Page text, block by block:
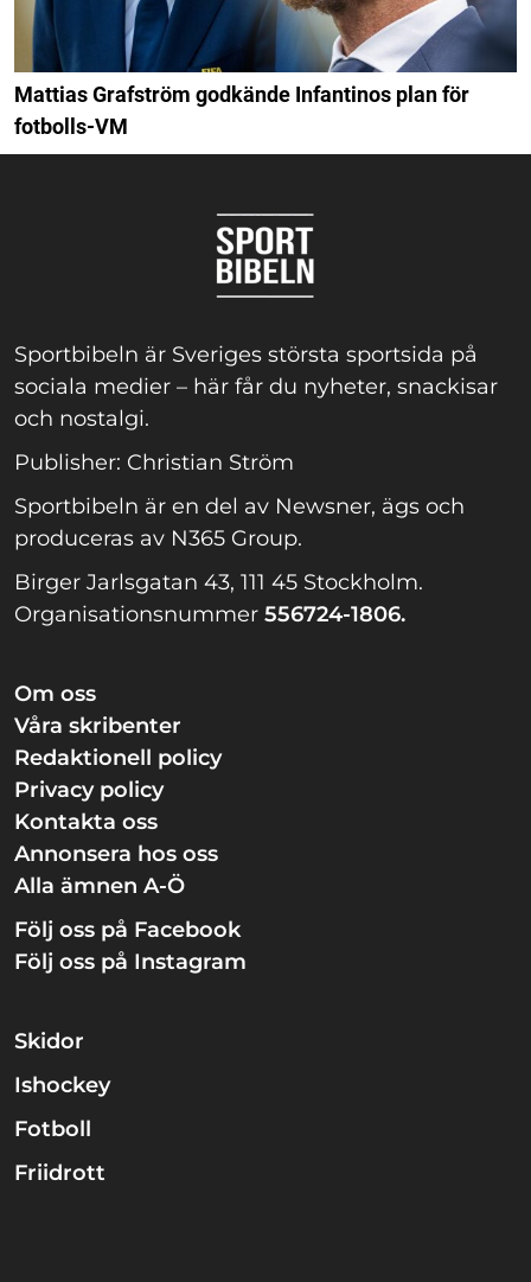
Mattias Grafström godkände Infantinos plan för
fotbolls-VM
Sportbibeln är Sveriges största sportsida på
sociala medier – här får du nyheter, snackisar
och nostalgi.
Publisher: Christian Ström
Sportbibeln är en del av Newsner, ägs och
produceras av N365 Group.
Birger Jarlsgatan 43, 111 45 Stockholm.
Organisationsnummer 556724-1806.
Om oss
Våra skribenter
Redaktionell policy
Privacy policy
Kontakta oss
Annonsera hos oss
Alla ämnen A-Ö
Följ oss på Facebook
Följ oss på Instagram
Skidor
Ishockey
Fotboll
Friidrott